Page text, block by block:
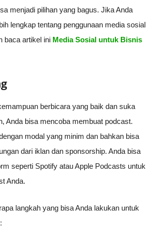
menjadi pilihan yang bagus. Jika Anda
lengkap tentang penggunaan media sosial
baca artikel ini Media Sosial untuk Bisnis
berbicara yang baik dan suka
Anda bisa mencoba membuat podcast.
modal yang minim dan bahkan bisa
dari iklan dan sponsorship. Anda bisa
seperti Spotify atau Apple Podcasts untuk
Anda.
langkah yang bisa Anda lakukan untuk